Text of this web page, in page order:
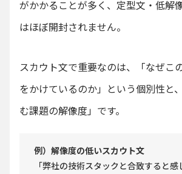
がかかることが多く、定型文・低解
はほぼ開封されません。
スカウト文で重要なのは、「なぜこ
をかけているのか」という個別性と
む課題の解像度」です。
例）解像度の低いスカウト文
「弊社の技術スタックと合致すると